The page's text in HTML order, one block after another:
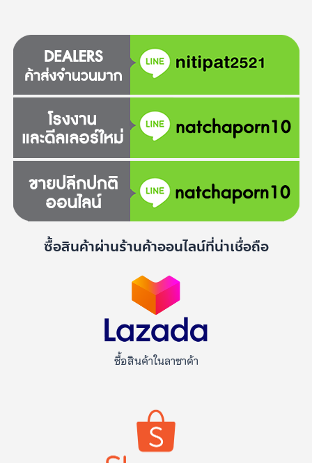
ซื้อสินค้าผ่านร้านค้าออนไลน์ที่น่าเชื่อถือ
ซื้อสินค้าในลาซาด้า